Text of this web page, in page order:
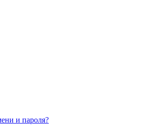
и пароля?